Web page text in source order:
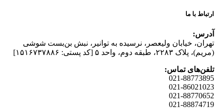
ارتباط با ما
آدرس:
تهران، خیابان وليعصر، نرسيده به توانير، نبش بن‌بست شوشی
(مريم)، پلاک ۲۲۸۳، طبقه دوم، واحد ۵ [کد پستی: ۱۵۱۶۷۳۷۸۸۶]
تلفن‌های تماس:
021-88773895
021-86021023
021-88770652
021-88874719